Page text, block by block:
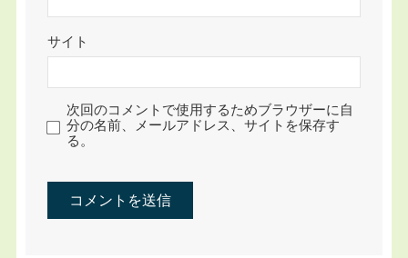
サイト
次回のコメントで使用するためブラウザーに自
分の名前、メールアドレス、サイトを保存す
る。